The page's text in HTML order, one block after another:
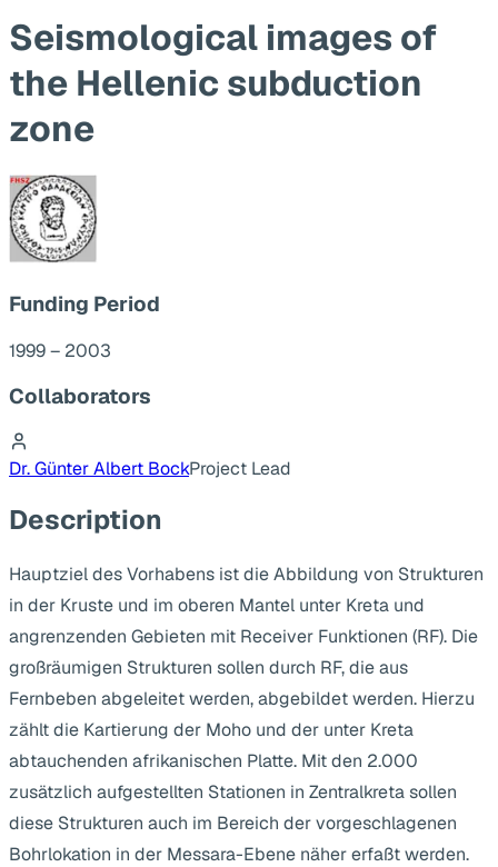
Seismological images of
the Hellenic subduction
zone
Funding Period
1999 – 2003
Collaborators
Dr. Günter Albert BockProject Lead
Description
Hauptziel des Vorhabens ist die Abbildung von Strukturen
in der Kruste und im oberen Mantel unter Kreta und
angrenzenden Gebieten mit Receiver Funktionen (RF). Die
großräumigen Strukturen sollen durch RF, die aus
Fernbeben abgeleitet werden, abgebildet werden. Hierzu
zählt die Kartierung der Moho und der unter Kreta
abtauchenden afrikanischen Platte. Mit den 2.000
zusätzlich aufgestellten Stationen in Zentralkreta sollen
diese Strukturen auch im Bereich der vorgeschlagenen
Bohrlokation in der Messara-Ebene näher erfaßt werden.